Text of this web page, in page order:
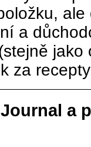
a
jako
za
a